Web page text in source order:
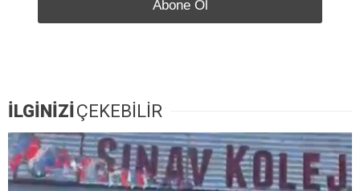
İLGİNİZİ ÇEKEBİLİR